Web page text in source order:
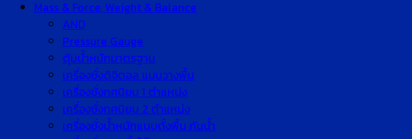
Mass & Force, Weight & Balance
AND
Pressure Gauge
ตุ้มน้ำหนักมาตรฐาน
เครื่องชั่งดิจิตอล แบบวางพื้น
เครื่องชั่งทศนิยม 1 ตำแหน่ง
เครื่องชั่งทศนิยม 2 ตำแหน่ง
เครื่องชั่งน้ำหนักแบบตั้งพื้น กันน้ำ